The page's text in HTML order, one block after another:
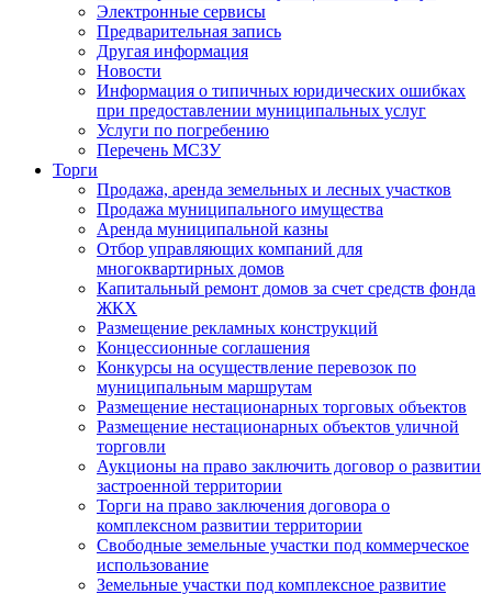
Электронные сервисы
Предварительная запись
Другая информация
Новости
Информация о типичных юридических ошибках
при предоставлении муниципальных услуг
Услуги по погребению
Перечень МСЗУ
Торги
Продажа, аренда земельных и лесных участков
Продажа муниципального имущества
Аренда муниципальной казны
Отбор управляющих компаний для
многоквартирных домов
Капитальный ремонт домов за счет средств фонда
ЖКХ
Размещение рекламных конструкций
Концессионные соглашения
Конкурсы на осуществление перевозок по
муниципальным маршрутам
Размещение нестационарных торговых объектов
Размещение нестационарных объектов уличной
торговли
Аукционы на право заключить договор о развитии
застроенной территории
Торги на право заключения договора о
комплексном развитии территории
Свободные земельные участки под коммерческое
использование
Земельные участки под комплексное развитие